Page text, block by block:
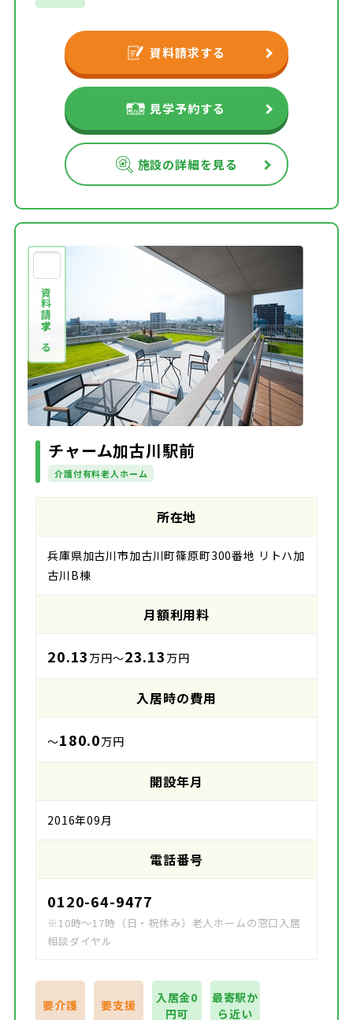
資料請求する
見学予約する
施設の詳細を見る
資料請求する
チャーム加古川駅前
介護付有料老人ホーム
所在地
兵庫県加古川市加古川町篠原町300番地 リトハ加
古川B棟
月額利用料
20.13 万円～23.13 万円
入居時の費用
～180.0万円
開設年月
2016年09月
電話番号
0120-64-9477
※10時～17時（日・祝休み）老人ホームの窓口入居
相談ダイヤル
要介護 要支援
入居金0
円可
最寄駅か
ら近い